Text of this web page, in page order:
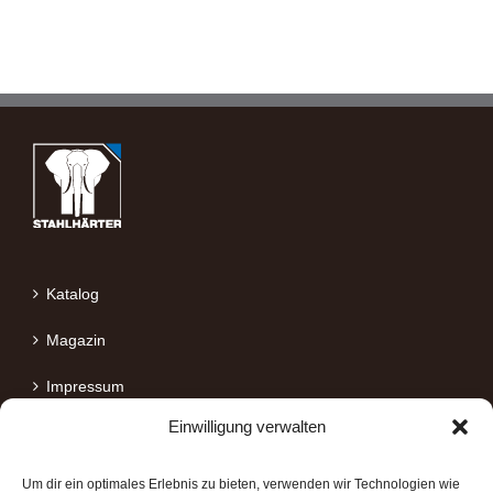
Einwilligung verwalten
Um dir ein optimales Erlebnis zu bieten, verwenden wir Technologien wie
Katalog
Magazin
Impressum